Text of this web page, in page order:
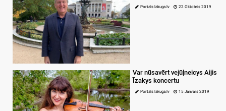
Portals lakuga.lv 22 Oktobris 2019
Var nūsavērt vejūļneicys Aijis
Īzakys koncertu
Portals lakuga.lv 15 Janvars 2019